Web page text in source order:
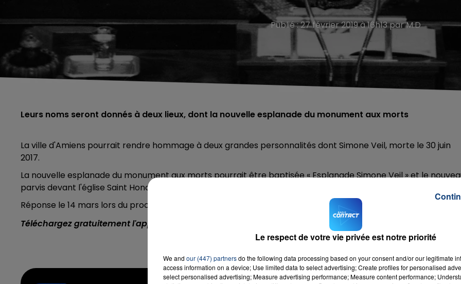
7h00 - 12h00 16h00 - 20h00
Publié : 27 février 2019 à 16h13 par M.D
Leurs noms seront donnés à deux lieux, dont la nouvelle esplanade du monument aux morts
La ville d'Amiens pourrait rendre hommage à deux grandes personnalités dont Simone Veil, morte le 30 juin
2017.
La nouvelle esplanade du monument aux morts pourrait être baptisée « Esplanade Simone Veil » et le
parvis devant l'église Saint Honoré « Parvis Nicole Fontaine », ancienne femme politique.
Réponse le 14 mars lors du prochain conseil municipal.
Téléchargez gratuitement l'application Contact FM sur
Le respect de votre vie privée est notre priorité
We and our (447) partnersdo the following data processing based on your consent and/or our legitimate
access information on a device; Use limited data to select advertising; Create profiles for personalised
select personalised advertising; Measure advertising performance; Measure content performance;